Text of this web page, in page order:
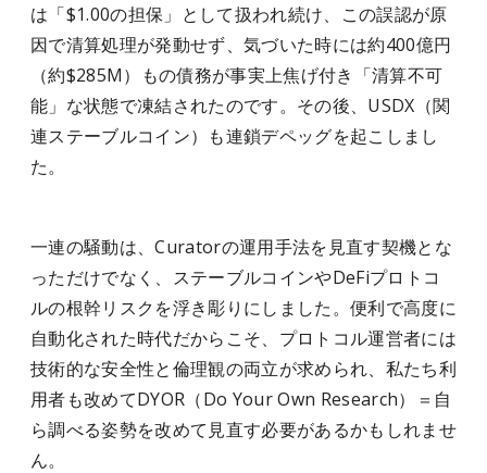
は「$1.00の担保」として扱われ続け、この誤認が原
因で清算処理が発動せず、気づいた時には約400億円
（約$285M）もの債務が事実上焦げ付き「清算不可
能」な状態で凍結されたのです。その後、USDX（関
連ステーブルコイン）も連鎖デペッグを起こしまし
た。
一連の騒動は、Curatorの運用手法を見直す契機とな
っただけでなく、ステーブルコインやDeFiプロトコ
ルの根幹リスクを浮き彫りにしました。便利で高度に
自動化された時代だからこそ、プロトコル運営者には
技術的な安全性と倫理観の両立が求められ、私たち利
用者も改めてDYOR（Do Your Own Research）＝自
ら調べる姿勢を改めて見直す必要があるかもしれませ
ん。